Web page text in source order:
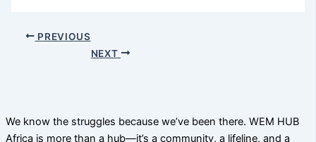
PREVIOUS
NEXT
We know the struggles because we’ve been there. WEM HUB
Africa is more than a hub—it’s a community, a lifeline, and a